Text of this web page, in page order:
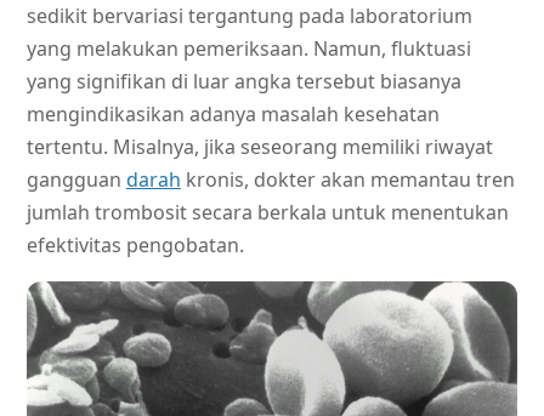
sedikit bervariasi tergantung pada laboratorium
yang melakukan pemeriksaan. Namun, fluktuasi
yang signifikan di luar angka tersebut biasanya
mengindikasikan adanya masalah kesehatan
tertentu. Misalnya, jika seseorang memiliki riwayat
gangguan darah kronis, dokter akan memantau tren
jumlah trombosit secara berkala untuk menentukan
efektivitas pengobatan.